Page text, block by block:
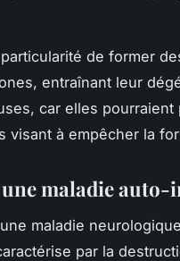
de former
entraînant leur
car elles pourraient
visant à empêcher la
une maladie
maladie
par la